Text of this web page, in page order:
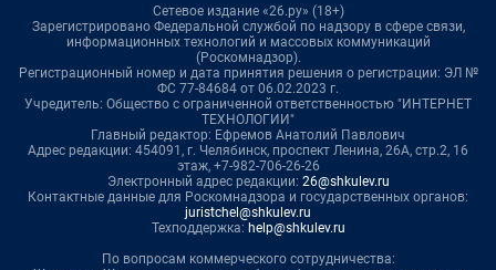
Сетевое издание «26.ру» (18+)
Зарегистрировано Федеральной службой по надзору в сфере связи,
информационных технологий и массовых коммуникаций
(Роскомнадзор).
Регистрационный номер и дата принятия решения о регистрации: ЭЛ №
ФС 77-84684 от 06.02.2023 г.
Учредитель: Общество с ограниченной ответственностью "ИНТЕРНЕТ
ТЕХНОЛОГИИ"
Главный редактор: Ефремов Анатолий Павлович
Адрес редакции: 454091, г. Челябинск, проспект Ленина, 26А, стр.2, 16
этаж, +7-982-706-26-26
Электронный адрес редакции: 26@shkulev.ru
Контактные данные для Роскомнадзора и государственных органов:
juristchel@shkulev.ru
Техподдержка: help@shkulev.ru
По вопросам коммерческого сотрудничества: